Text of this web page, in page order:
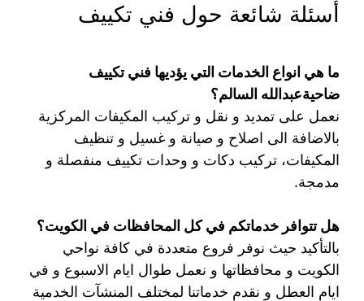
أسئلة شائعة حول فني تكييف
ما هي انواع الخدمات التي يؤديها فني تكييف
ضاحيةعبدالله السالم؟
نعمل على تمديد و نقل و تركيب المكيفات المركزية
بالاضافة الى اصلاح و صيانة و غسيل و تنظيف
المكيفات، تركيب دكات و وحدات تكييف منفصلة و
مدمجة.
هل تتوافر خدماتكم في كل المحافظات في الكويت؟
بالتأكيد حيث نوفر فروع متعددة في كافة نواحي
الكويت و محافظاتها و نعمل طوال ايام الاسبوع و في
ايام العطل و نقدم خدماتنا لمختلف المنشآت الخدمية